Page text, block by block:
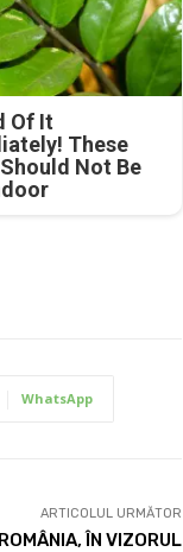
Of It
These
Not Be
WhatsApp
ARTICOLUL URMĂTOR
ÎN VIZORUL